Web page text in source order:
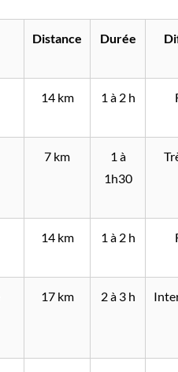
Distance Durée
14 km 1 à 2 h
7 km
1 à
1h30
14 km 1 à 2 h
17 km 2 à 3 h